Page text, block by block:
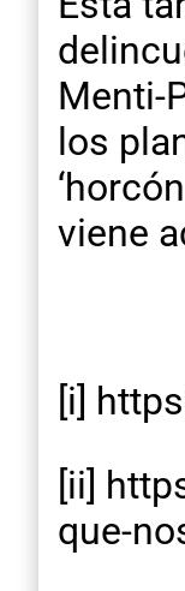
Menti-
los
viene
[i]
[ii]
que-